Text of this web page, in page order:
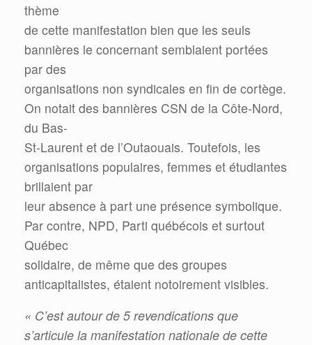
thème
de cette manifestation bien que les seuls
bannières le concernant semblaient portées
par des
organisations non syndicales en fin de cortège.
On notait des bannières CSN de la Côte-Nord,
du Bas-
St-Laurent et de l’Outaouais. Toutefois, les
organisations populaires, femmes et étudiantes
brillaient par
leur absence à part une présence symbolique.
Par contre, NPD, Parti québécois et surtout
Québec
solidaire, de même que des groupes
anticapitalistes, étaient notoirement visibles.
« C’est autour de 5 revendications que
s’articule la manifestation nationale de cette